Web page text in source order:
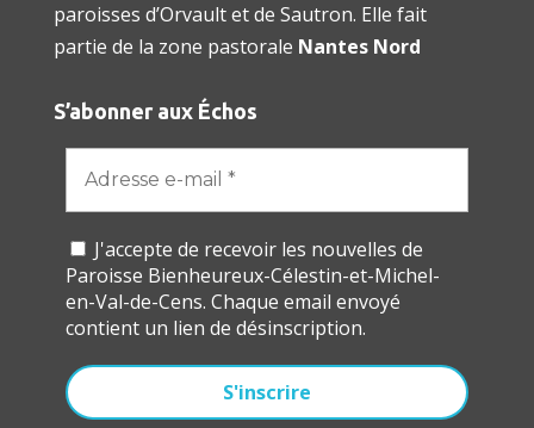
paroisses d’Orvault et de Sautron. Elle fait
partie de la zone pastorale Nantes Nord
S’abonner aux Échos
J'accepte de recevoir les nouvelles de
Paroisse Bienheureux-Célestin-et-Michel-
en-Val-de-Cens. Chaque email envoyé
contient un lien de désinscription.